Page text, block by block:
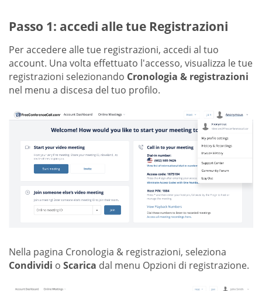
Passo 1: accedi alle tue Registrazioni
Per accedere alle tue registrazioni, accedi al tuo
account. Una volta effettuato l'accesso, visualizza le tue
registrazioni selezionando Cronologia & registrazioni
nel menu a discesa del tuo profilo.
Nella pagina Cronologia & registrazioni, seleziona
Condividi o Scarica dal menu Opzioni di registrazione.